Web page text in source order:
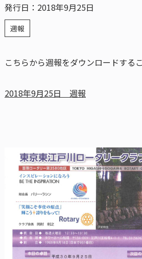
発行日：2018年9月25日
週報
こちらから週報をダウンロードする
2018年9月25日 週報